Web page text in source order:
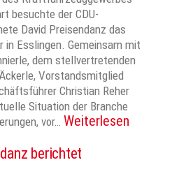
besuchte der CDU-
David Preisendanz das
in Esslingen. Gemeinsam mit
dem stellvertretenden
Vorstandsmitglied
Christian Reher
Situation der Branche
vor… Weiterlesen
berichtet